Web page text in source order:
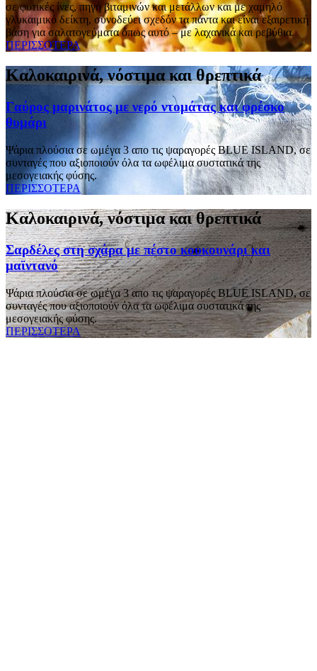
σε φυτικές ίνες, πηγή βιταμινών και μετάλλων και με χαμηλό
γλυκαιμικό δείκτη, συνοδεύει σχεδόν τα πάντα και είναι εξαιρετική
βάση για σαλατογεύματα όπως αυτό – με λαχανικά και ρεβύθια.
ΠΕΡΙΣΣΟΤΕΡΑ
Καλοκαιρινά, νόστιμα και θρεπτικά
Γαύρος μαρινάτος με νερό ντομάτας και φρέσκο
θυμάρι
Ψάρια πλούσια σε ωμέγα 3 απο τις ψαραγορές BLUE ISLAND, σε
συνταγές που αξιοποιούν όλα τα ωφέλιμα συστατικά της
μεσογειακής φύσης.
ΠΕΡΙΣΣΟΤΕΡΑ
Καλοκαιρινά, νόστιμα και θρεπτικά
Σαρδέλες στη σχάρα με πέστο κουκουνάρι και
μαϊντανό
Ψάρια πλούσια σε ωμέγα 3 απο τις ψαραγορές BLUE ISLAND, σε
συνταγές που αξιοποιούν όλα τα ωφέλιμα συστατικά της
μεσογειακής φύσης.
ΠΕΡΙΣΣΟΤΕΡΑ